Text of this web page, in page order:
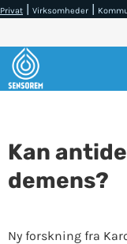
Privat | Virksomheder |
Kan
demens?
Ny forskning fra